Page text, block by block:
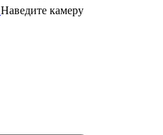
Наведите камеру